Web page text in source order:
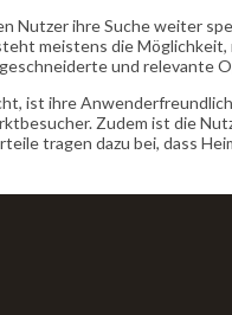
Nutzer ihre Suche weiter
meistens die
und relevante
ist ihre
Zudem ist die
tragen dazu bei, dass